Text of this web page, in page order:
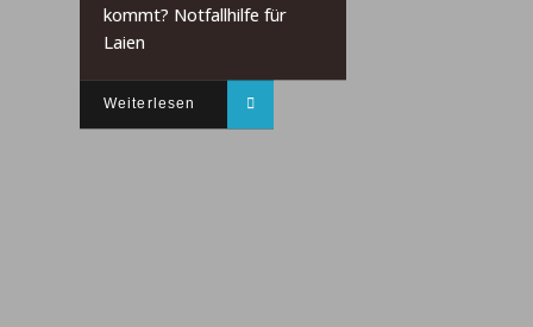
kommt? Notfallhilfe für
Laien
Weiterlesen